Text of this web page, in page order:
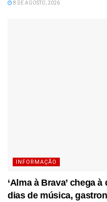
8 DE AGOSTO, 2026
INFORMAÇÃO
‘Alma à Brava’ chega
dias de música,